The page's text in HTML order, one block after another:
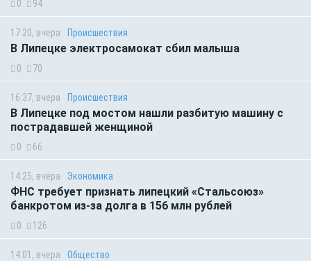
0 94
17:20, вчера Происшествия
В Липецке электросамокат сбил малыша
0 70
16:37, вчера Происшествия
В Липецке под мостом нашли разбитую машину с
пострадавшей женщиной
0 66
14:25, вчера Экономика
ФНС требует признать липецкий «Стальсоюз»
банкротом из-за долга в 156 млн рублей
0 126
14:01, вчера Общество